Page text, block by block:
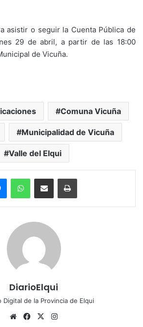
asistir o seguir la Cuenta Pública de
29 de abril, a partir de las 18:00
de Vicuña.
Comuna Vicuña
Municipalidad de Vicuña
Valle del Elqui
DiarioElqui
Digital de la Provincia de Elqui
Siti
Fa
X